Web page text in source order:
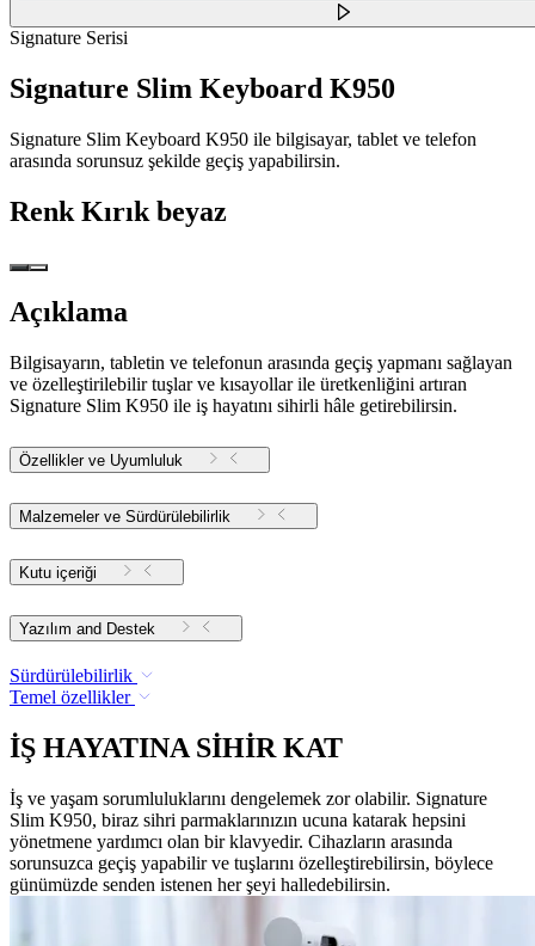
Signature Serisi
Signature Slim Keyboard K950
Signature Slim Keyboard K950 ile bilgisayar, tablet ve telefon
arasında sorunsuz şekilde geçiş yapabilirsin.
Renk Kırık beyaz
Açıklama
Bilgisayarın, tabletin ve telefonun arasında geçiş yapmanı sağlayan
ve özelleştirilebilir tuşlar ve kısayollar ile üretkenliğini artıran
Signature Slim K950 ile iş hayatını sihirli hâle getirebilirsin.
Özellikler ve Uyumluluk
Malzemeler ve Sürdürülebilirlik
Kutu içeriği
Yazılım and Destek
Sürdürülebilirlik
Temel özellikler
İŞ HAYATINA SİHİR KAT
İş ve yaşam sorumluluklarını dengelemek zor olabilir. Signature
Slim K950, biraz sihri parmaklarınızın ucuna katarak hepsini
yönetmene yardımcı olan bir klavyedir. Cihazların arasında
sorunsuzca geçiş yapabilir ve tuşlarını özelleştirebilirsin, böylece
günümüzde senden istenen her şeyi halledebilirsin.